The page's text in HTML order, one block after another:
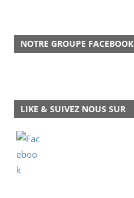
NOTRE GROUPE FACEBOOK
LIKE & SUIVEZ NOUS SUR